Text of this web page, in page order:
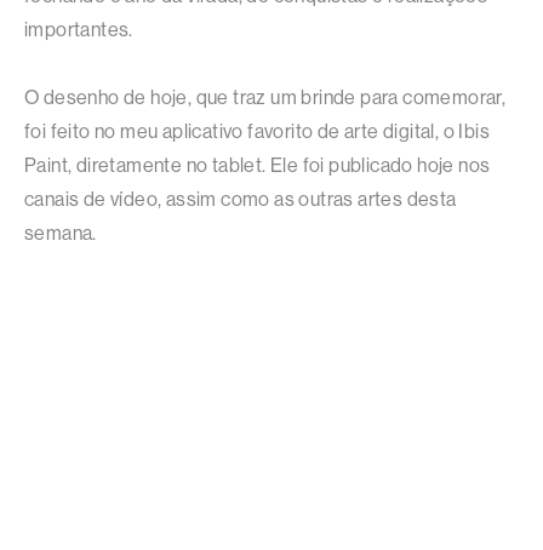
importantes.
O desenho de hoje, que traz um brinde para comemorar,
foi feito no meu aplicativo favorito de arte digital, o Ibis
Paint, diretamente no tablet. Ele foi publicado hoje nos
canais de vídeo, assim como as outras artes desta
semana.